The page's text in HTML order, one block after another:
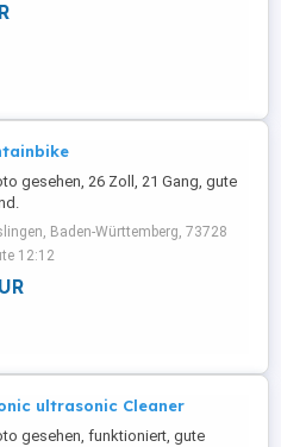
gesehen, 26 Zoll, 21 Gang, gute
Baden-Württemberg, 73728
12:12
ultrasonic Cleaner
gesehen, funktioniert, gute